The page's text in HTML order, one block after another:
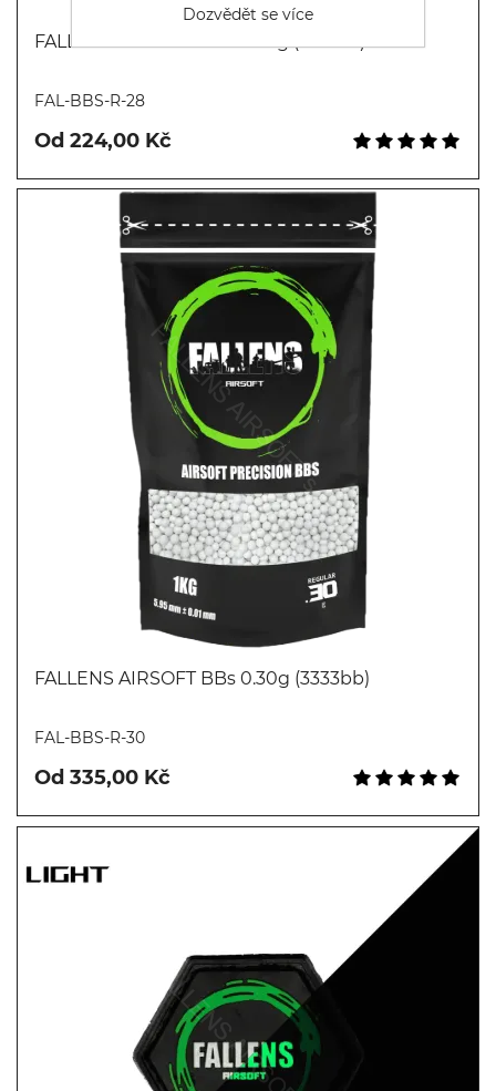
FALLENS AIRSOFT BBs 0.28g (3571bb)
FAL-BBS-R-28
Od 224,00 Kč
FALLENS AIRSOFT BBs 0.30g (3333bb)
FAL-BBS-R-30
Od 335,00 Kč
Dozvědět se více